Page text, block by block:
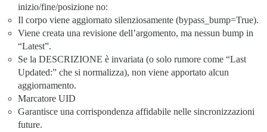
inizio/fine/posizione no:
Il corpo viene aggiornato silenziosamente (bypass_bump=True).
Viene creata una revisione dell’argomento, ma nessun bump in
“Latest”.
Se la DESCRIZIONE è invariata (o solo rumore come “Last
Updated:” che si normalizza), non viene apportato alcun
aggiornamento.
Marcatore UID
Garantisce una corrispondenza affidabile nelle sincronizzazioni
future.